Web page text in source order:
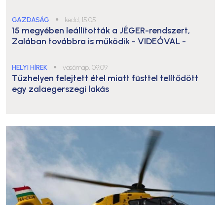
GAZDASÁG ● kedd, 15:05
15 megyében leállították a JÉGER-rendszert,
Zalában továbbra is működik - VIDEÓVAL -
HELYI HÍREK ● vasárnap, 09:09
Tűzhelyen felejtett étel miatt füsttel telítődött
egy zalaegerszegi lakás